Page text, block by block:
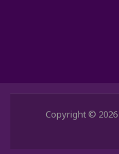
Copyright © 2026